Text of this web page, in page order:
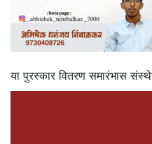
या पुरस्कार वितरण समारंभास